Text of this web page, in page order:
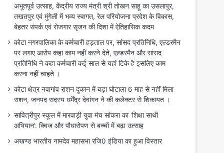
अभूतपूर्व उत्साह, केंद्रीय राज्य मंत्री श्री तोखन साहू का उसलापुर,
तखतपुर एवं मुंगेली में भव्य स्वागत, रेल परियोजना प्रदेश के विकास,
बेहतर संपर्क एवं रोजगार सृजन की दिशा में ऐतिहासिक कदम
कोटा नगरपालिका के कर्मचारी हड़ताल पर, सांसद प्रतिनिधि, एल्डरमैन
पर लगाए आरोप कहा काम नहीं करने देते, एल्डरमैन और सांसद
प्रतिनिधि ने कहा कर्मचारी कई साल से यहां टिके है इसलिए काम
करना नहीं चाहते ।
कोटा क्षेत्र नवागांव राशन दुकान में बड़ा घोटाला 6 माह से नहीं मिला
राशन, जनपद सदस्य धर्मेंद्र देवांगन ने की कलेक्टर से शिकायत ।
सावित्रीपुर स्कूल में मारवाड़ी युवा मंच सांकरा का ‘शिक्षा साथी
अभियान’: क्विज और पौधारोपण से बच्चों में बढ़ा उत्साह
अखण्ड भारतीय नामदेव महासभा रजि0 इंडिया का हुआ विस्तार